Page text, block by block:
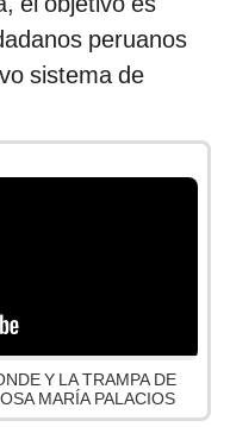
peruanos
sistema de
Y LA TRAMPA DE
MARÍA PALACIOS